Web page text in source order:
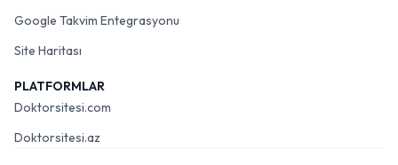
Google Takvim Entegrasyonu
Site Haritası
PLATFORMLAR
Doktorsitesi.com
Doktorsitesi.az